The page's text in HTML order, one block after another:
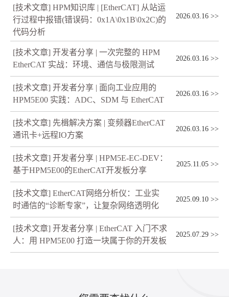
[技术文章] HPM知识库 | [EtherCAT] 从站运
行过程中报错(错误码：0x1A\0x1B\0x2C)的
代码分析
2026.03.16 >>
[技术文章] 开发者分享 | 一次完整的 HPM
EtherCAT 实战：环境、通信与极限测试
2026.03.16 >>
[技术文章] 开发者分享 | 面向工业应用的
HPM5E00 实践：ADC、SDM 与 EtherCAT
2026.03.16 >>
[技术文章] 先楫解决方案 | 变频器EtherCAT
通讯卡+远程IO方案
2026.03.16 >>
[技术文章] 开发者分享 | HPM5E-EC-DEV：
基于HPM5E00的EtherCAT开发板分享
2025.11.05 >>
[技术文章] EtherCAT网络分析仪：工业实
时通信的“诊断专家”，让复杂网络透明化
2025.09.10 >>
[技术文章] 开发者分享 | EtherCAT 入门不求
人：用 HPM5E00 打造一块属于你的开发板
2025.07.29 >>